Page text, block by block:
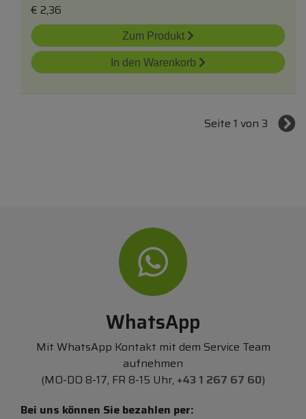
€ 2,36
Zum Produkt
In den Warenkorb
Seite 1 von 3
WhatsApp
Mit WhatsApp Kontakt mit dem Service Team
aufnehmen
(MO-DO 8-17, FR 8-15 Uhr, +43 1 267 67 60)
Bei uns können Sie bezahlen per: